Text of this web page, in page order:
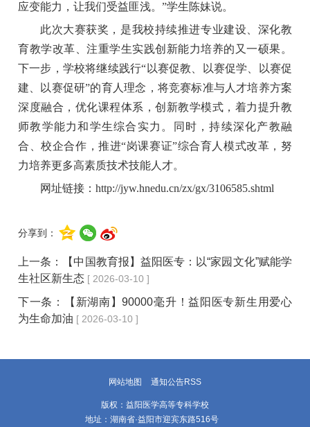
应变能力，让我们受益匪浅。”学生陈妹说。
此次大赛获奖，是我校持续推进专业建设、深化教
育教学改革、注重学生实践创新能力培养的又一硕果。
下一步，学校将继续践行“以赛促教、以赛促学、以赛促
建、以赛促研”的育人理念，将竞赛标准与人才培养方案
深度融合，优化课程体系，创新教学模式，着力提升教
师教学能力和学生综合实力。同时，持续深化产教融
合、校企合作，推进“岗课赛证”综合育人模式改革，努
力培养更多高素质技术技能人才。
网址链接：http://jyw.hnedu.cn/zx/gx/3106585.shtml
分享到：
上一条：
【中国教育报】益阳医专：以“家园文化”赋能学
生社区新生态 [ 2026-03-10 ]
下一条：
【新湖南】90000毫升！益阳医专新生用爱心
为生命加油 [ 2026-03-10 ]
网站地图 通知公告RSS
版权：益阳医学高等专科学校
地址：湖南省·益阳市迎宾东路516号